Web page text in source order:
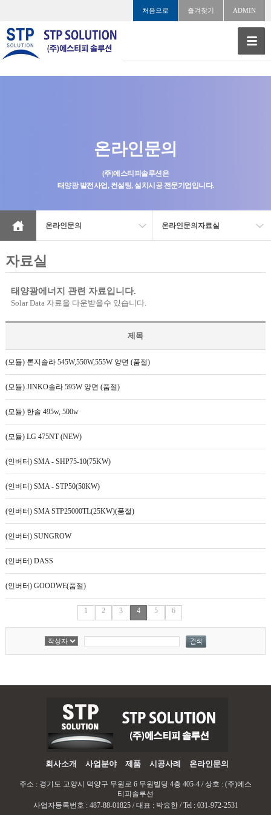
처음으로 즐겨찾기 ADMIN
온라인문의
(주)에스티피솔루션은
태양광 발전사업, 컨설팅, 설치시공 전문기업입니다.
온라인문의 온라인문의자료실
자료실
태양광에너지 관련 자료입니다.
Solar Data 자료을 다운받을수 있습니다.
제목
(모듈) 론지솔라 545W,550W,555W 양면 (품절)
(모듈) JINKO솔라 595W 양면 (품절)
(모듈) 한솔 495w, 500w
(모듈) LG 475NT (NEW)
(인버터) SMA - SHP75-10(75KW)
(인버터) SMA - STP50(50KW)
(인버터) SMA STP25000TL(25KW)(품절)
(인버터) SUNGROW
(인버터) DASS
(인버터) GOODWE(품절)
1 2 3 4 5 6
회사소개 사업분야 제품 시공사례 온라인문의
주소 : 경기도 고양시 덕양구 무원로 6 무원빌딩 4층 405-4 / 상호 : (주)에스
티피솔루션
사업자등록번호 : 487-88-01825 / 대표 : 박요한 / Tel : 031-972-2531